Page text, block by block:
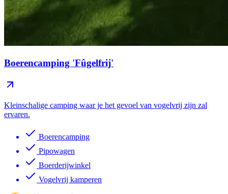
Boerencamping 'Fûgelfrij'
Kleinschalige camping waar je het gevoel van vogelvrij zijn zal
ervaren.
Boerencamping
Pipowagen
Boerderijwinkel
Vogelvrij kamperen